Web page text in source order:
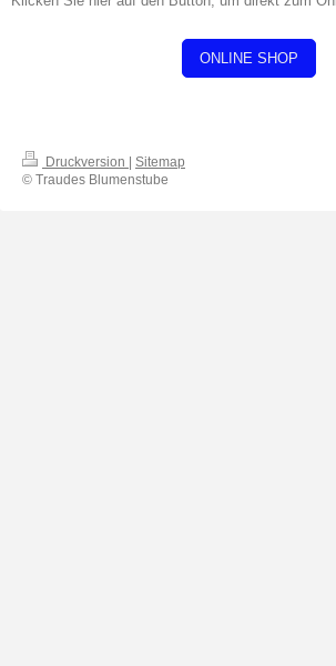
ONLINE SHOP
Druckversion
Sitemap
© Traudes Blumenstube